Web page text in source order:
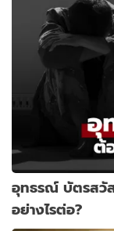
อุทธรณ์ บัตรสวั
อย่างไรต่อ?